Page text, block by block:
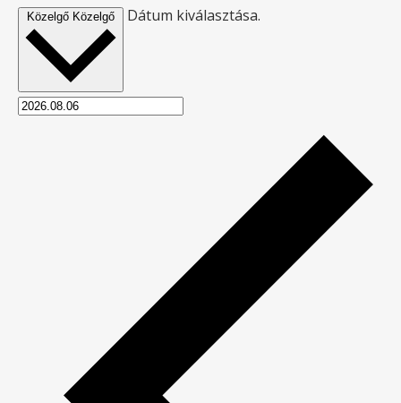
Közelgő Közelgő Dátum kiválasztása.